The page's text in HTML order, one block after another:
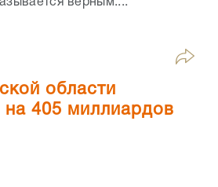
области
на 405 миллиардов